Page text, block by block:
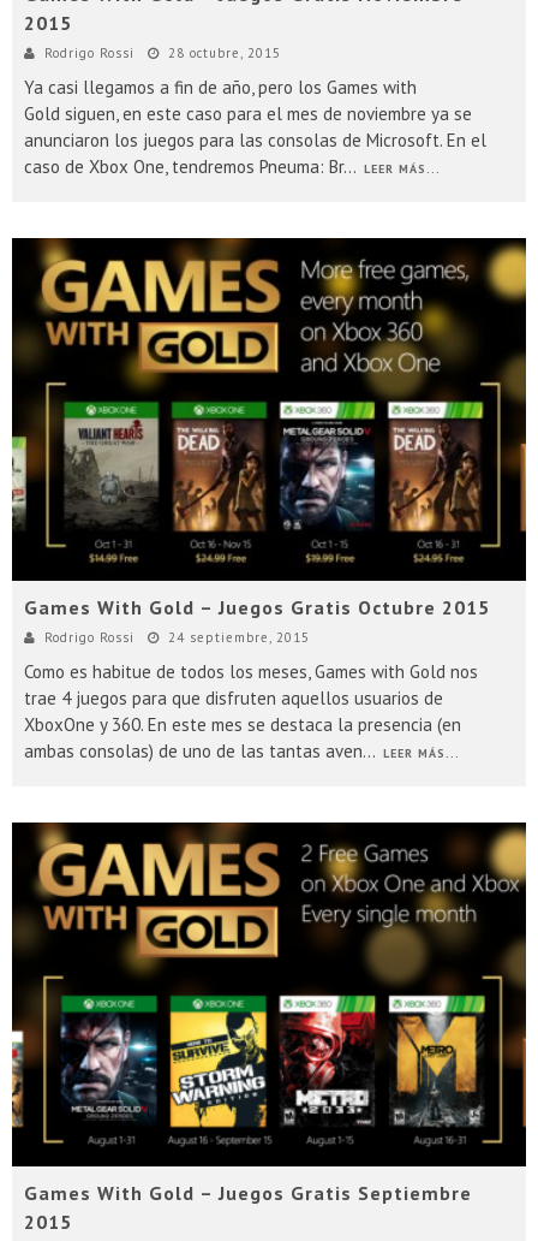
2015
Rodrigo Rossi 28 octubre, 2015
Ya casi llegamos a fin de año, pero los Games with
Gold siguen, en este caso para el mes de noviembre ya se
anunciaron los juegos para las consolas de Microsoft. En el
caso de Xbox One, tendremos Pneuma: Br... LEER MÁS...
Games With Gold – Juegos Gratis Octubre 2015
Rodrigo Rossi 24 septiembre, 2015
Como es habitue de todos los meses, Games with Gold nos
trae 4 juegos para que disfruten aquellos usuarios de
XboxOne y 360. En este mes se destaca la presencia (en
ambas consolas) de uno de las tantas aven... LEER MÁS...
Games With Gold – Juegos Gratis Septiembre
2015